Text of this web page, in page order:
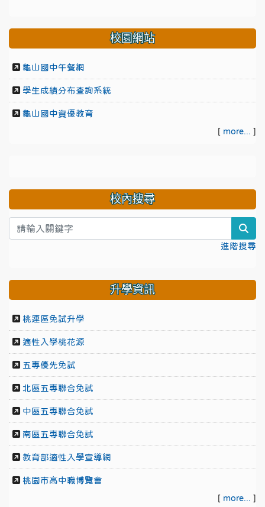
校園網站
龜山國中午餐網
學生成績分布查詢系統
龜山國中資優教育
[ more... ]
校內搜尋
進階搜尋
升學資訊
桃連區免試升學
適性入學桃花源
五專優先免試
北區五專聯合免試
中區五專聯合免試
南區五專聯合免試
教育部適性入學宣導網
桃園市高中職博覽會
[ more... ]